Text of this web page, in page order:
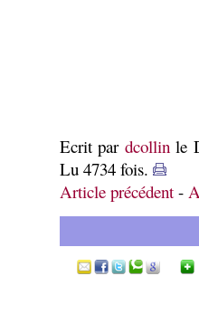
Ecrit par dcollinle
Lu 4734 fois.
Article précédent-